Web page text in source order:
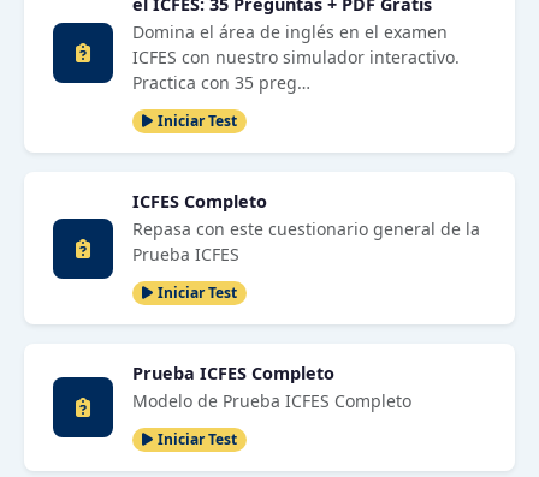
Domina el área de inglés en el examen
ICFES con nuestro simulador interactivo.
Practica con 35 preg…
Iniciar Test
ICFES Completo
Repasa con este cuestionario general de la
Prueba ICFES
Iniciar Test
Prueba ICFES Completo
Modelo de Prueba ICFES Completo
Iniciar Test